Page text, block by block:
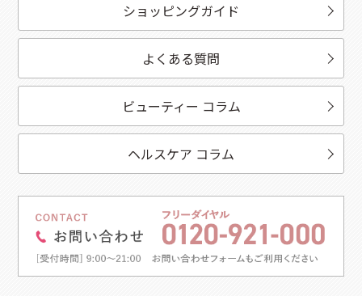
ショッピングガイド
よくある質問
ビューティー コラム
ヘルスケア コラム